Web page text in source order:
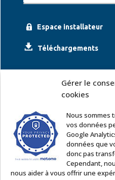
Gérer le
cookies
Nous sommes
vos données
Google
données que
donc pas
Cependant,
nous aider à vous offrir une
Espace installateur
Téléchargements
ACCOR
2 rue Léonard de Vinci
Tél. : 01
Email: